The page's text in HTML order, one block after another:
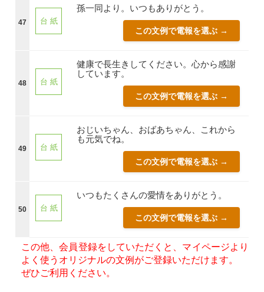
47 台 紙
孫一同より。いつもありがとう。
この文例で電報を選ぶ →
48 台 紙
健康で長生きしてください。心から感謝
しています。
この文例で電報を選ぶ →
49 台 紙
おじいちゃん、おばあちゃん、これから
も元気でね。
この文例で電報を選ぶ →
50 台 紙
いつもたくさんの愛情をありがとう。
この文例で電報を選ぶ →
この他、会員登録をしていただくと、マイページより
よく使うオリジナルの文例がご登録いただけます。
ぜひご利用ください。